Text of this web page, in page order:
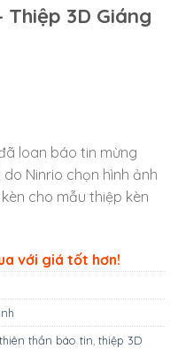
Thiệp 3D Giáng
loan báo tin mừng
Ninrio chọn hình ảnh
cho mẫu thiệp kèn
với giá tốt hơn!
thiên thần báo tin thiệp 3D